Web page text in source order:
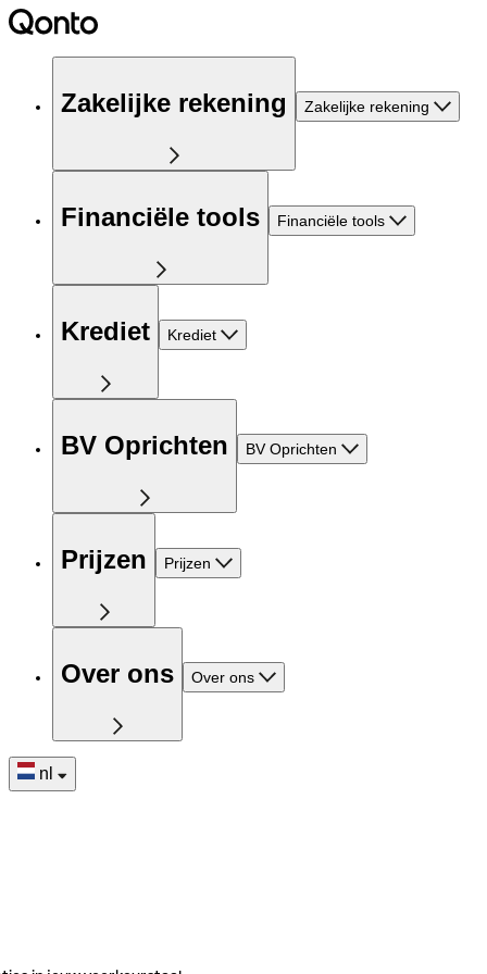
Zakelijke rekening Zakelijke rekening
Financiële tools Financiële tools
Krediet Krediet
BV Oprichten BV Oprichten
Prijzen Prijzen
Over ons Over ons
nl